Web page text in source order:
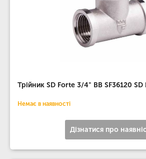
Трійник SD Forte 3/4" ВВ SF36120 SD
Немає в наявності
Дізнатися про